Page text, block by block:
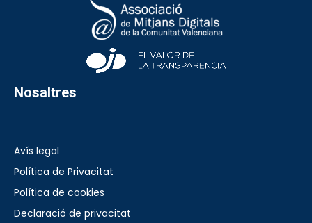
Nosaltres
Avís legal
Política de Privacitat
Política de cookies
Declaració de privacitat